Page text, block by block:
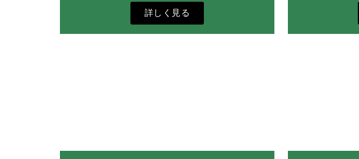
詳しく見る